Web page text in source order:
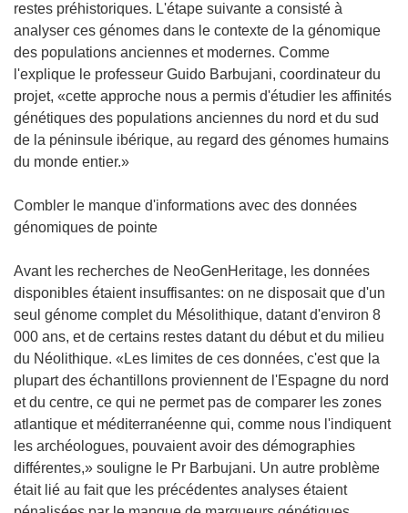
restes préhistoriques. L'étape suivante a consisté à
analyser ces génomes dans le contexte de la génomique
des populations anciennes et modernes. Comme
l'explique le professeur Guido Barbujani, coordinateur du
projet, «cette approche nous a permis d'étudier les affinités
génétiques des populations anciennes du nord et du sud
de la péninsule ibérique, au regard des génomes humains
du monde entier.»
Combler le manque d'informations avec des données
génomiques de pointe
Avant les recherches de NeoGenHeritage, les données
disponibles étaient insuffisantes: on ne disposait que d'un
seul génome complet du Mésolithique, datant d'environ 8
000 ans, et de certains restes datant du début et du milieu
du Néolithique. «Les limites de ces données, c'est que la
plupart des échantillons proviennent de l'Espagne du nord
et du centre, ce qui ne permet pas de comparer les zones
atlantique et méditerranéenne qui, comme nous l'indiquent
les archéologues, pouvaient avoir des démographies
différentes,» souligne le Pr Barbujani. Un autre problème
était lié au fait que les précédentes analyses étaient